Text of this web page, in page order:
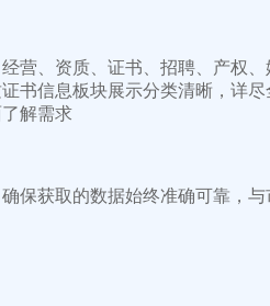
营、资质、证书、招聘、产权、
书信息板块展示分类清晰，详尽
解需求
保获取的数据始终准确可靠，与